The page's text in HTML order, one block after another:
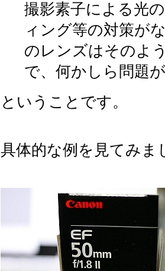
撮影素子による光
ィング等の対策が
のレンズはそのよ
で、何かしら問題
ということです。
具体的な例を見てみま